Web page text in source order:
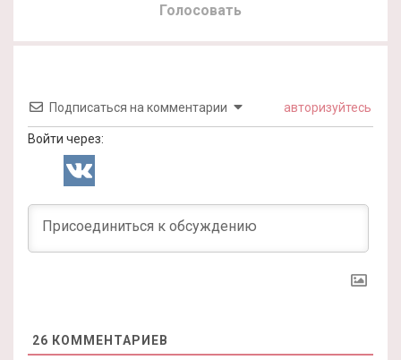
Голосовать
Подписаться на комментарии авторизуйтесь
Войти через:
26 КОММЕНТАРИЕВ